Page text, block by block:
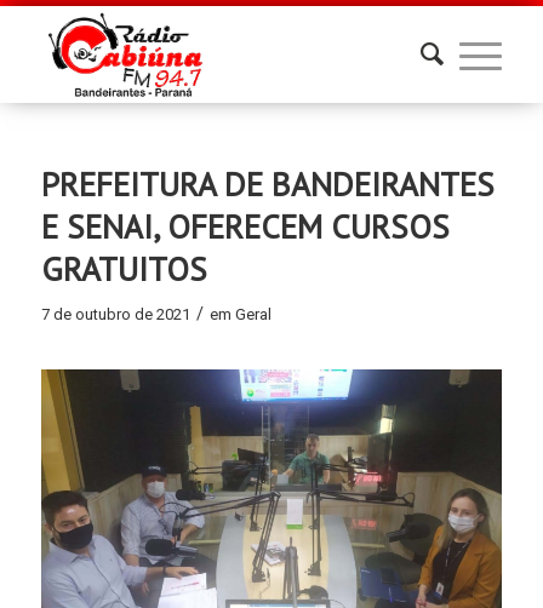
PREFEITURA DE BANDEIRANTES
E SENAI, OFERECEM CURSOS
GRATUITOS
7 de outubro de 2021 / em Geral